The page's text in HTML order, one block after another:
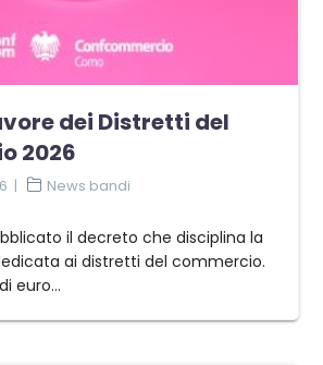
dei Distretti del
2026
News bandi
il decreto che disciplina la
ai distretti del commercio.
euro...